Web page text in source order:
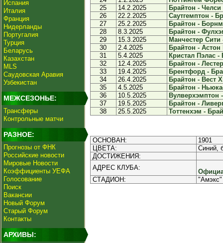
Испания
Италия
Франция
Нидерланды
Португалия
Турция
Беларусь
Казахстан
MLS
Саудовская Аравия
Узбекистан
МЕЖСЕЗОНЬЕ:
Трансферы
Контрольные матчи
РАЗНОЕ:
Прогнозы от ФНК
Российские новости
Мировые Новости
Коэффициенты УЕФА
Голосование
Поиск
Вакансии
Новый Форум
Старый Форум
Контакты
АРХИВЫ:
25
14.2.2025
Брайтон - Челси
26
22.2.2025
Саутгемптон -
27
25.2.2025
Брайтон -
28
8.3.2025
Брайтон -
29
15.3.2025
Манчестер Сити
30
2.4.2025
Брайтон - Астон
31
5.4.2025
Кристал Пэлас -
32
12.4.2025
Брайтон -
33
19.4.2025
Брентфорд -
34
26.4.2025
Брайтон - Вест
35
4.5.2025
Брайтон -
36
10.5.2025
Вулверхэмптон
37
19.5.2025
Брайтон -
38
25.5.2025 Тоттенхэм -
ОСНОВАН:
1901
ЦВЕТА:
Синий,
ДОСТИЖЕНИЯ:
АДРЕС КЛУБА:
СТАДИОН:
"Амэкс"